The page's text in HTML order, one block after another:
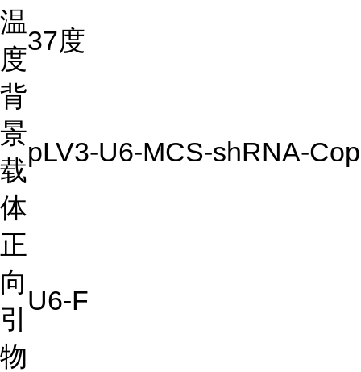
温
度
37度
背
景
载
体
pLV3-U6-MCS-shRNA-
正
向
引
物
U6-F